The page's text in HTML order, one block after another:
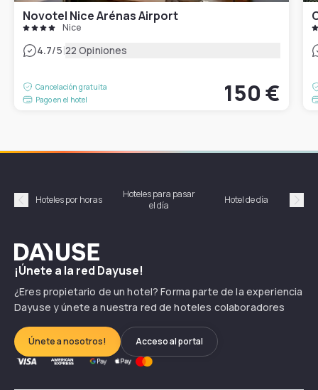
Novotel Nice Arénas Airport
Nice
4.7/5|22 Opiniones
Cancelación gratuita
Pago en el hotel
150 €
Précédent
Hoteles por horas
Hoteles para pasar
el día
Hotel de día
Dayuse
¡Únete a la red Dayuse!
¿Eres propietario de un hotel? Forma parte de la experiencia
Dayuse y únete a nuestra red de hoteles colaboradores
Únete a nosotros! Acceso al portal